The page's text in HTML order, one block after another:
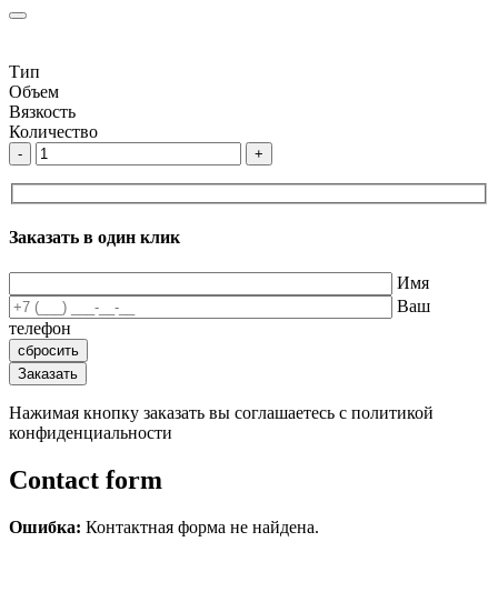
Тип
Объем
Вязкость
Количество
- +
Заказать в один клик
Имя
Ваш
телефон
Нажимая кнопку заказать вы соглашаетесь с политикой
конфиденциальности
Contact form
Ошибка: Контактная форма не найдена.